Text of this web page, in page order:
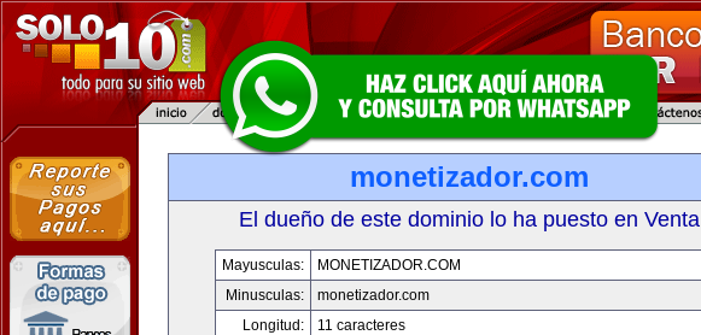
monetizador.com
El dueño de este dominio lo ha puesto en Venta
Mayusculas:
MONETIZADOR.COM
Minusculas:
monetizador.com
Longitud:
11 caracteres